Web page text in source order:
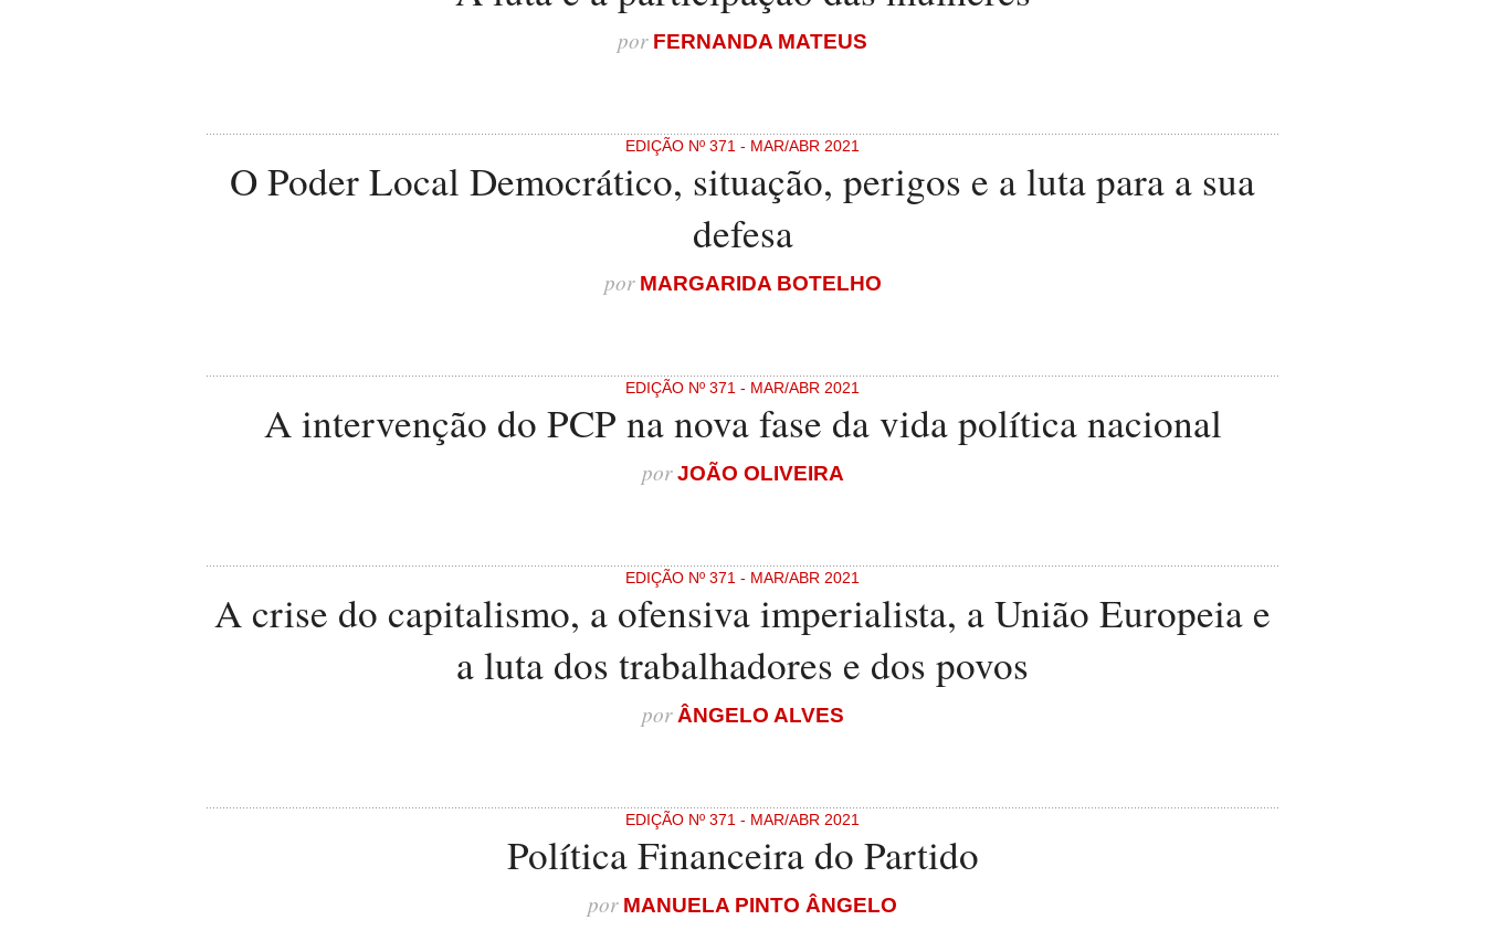
por FERNANDA MATEUS
EDIÇÃO Nº 371 - MAR/ABR 2021
O Poder Local Democrático, situação, perigos e a luta para a sua
defesa
por MARGARIDA BOTELHO
EDIÇÃO Nº 371 - MAR/ABR 2021
A intervenção do PCP na nova fase da vida política nacional
porJOÃO OLIVEIRA
EDIÇÃO Nº 371 - MAR/ABR 2021
A crise do capitalismo, a ofensiva imperialista, a União Europeia e
a luta dos trabalhadores e dos povos
por ÂNGELO ALVES
EDIÇÃO Nº 371 - MAR/ABR 2021
Política Financeira do Partido
por MANUELA PINTO ÂNGELO